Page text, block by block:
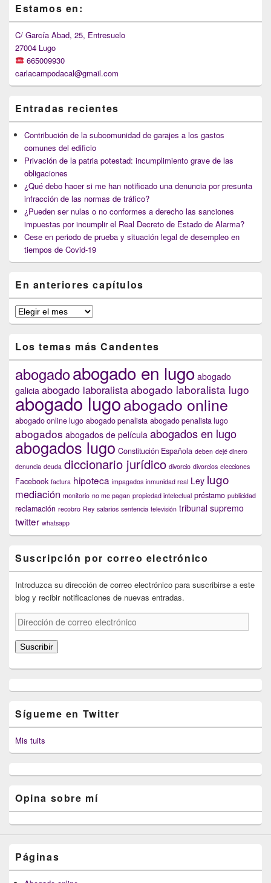
Sidebar
Widget
Area
Estamos en:
C/ García Abad, 25, Entresuelo
27004 Lugo
665009930
carlacampodacal@gmail.com
Entradas recientes
Contribución de la subcomunidad de garajes a los gastos
comunes del edificio
Privación de la patria potestad: incumplimiento grave de las
obligaciones
¿Qué debo hacer si me han notificado una denuncia por presunta
infracción de las normas de tráfico?
¿Pueden ser nulas o no conformes a derecho las sanciones
impuestas por incumplir el Real Decreto de Estado de Alarma?
Cese en periodo de prueba y situación legal de desempleo en
tiempos de Covid-19
En anteriores capítulos
En
anteriores
Los temas más Candentes
abogadoabogado en lugo abogado
galicia abogado laboralistaabogado laboralista lugo
abogado lugoabogado online
abogado online lugo abogado penalista abogado penalista lugo
abogados abogados de película abogados en lugo
abogados lugo Constitución Española deben dejé dinero
denuncia deuda diccionario jurídico divorcio divorcios elecciones
Facebook factura hipoteca impagados inmunidad real Ley lugo
mediación monitorio no me pagan propiedad intelectual préstamo publicidad
reclamación recobro Rey salarios sentencia televisión tribunal supremo
twitter whatsapp
Suscripción por correo electrónico
Introduzca su dirección de correo electrónico para suscribirse a este
blog y recibir notificaciones de nuevas entradas.
Dirección
de
correo
electrónico
Suscribir
Sígueme en Twitter
Mis tuits
Opina sobre mí
Páginas